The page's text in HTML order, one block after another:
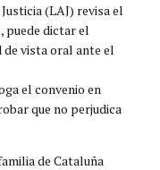
(LAJ) revisa el
puede dictar el
de vista oral ante el
el convenio en
que no perjudica
de Cataluña